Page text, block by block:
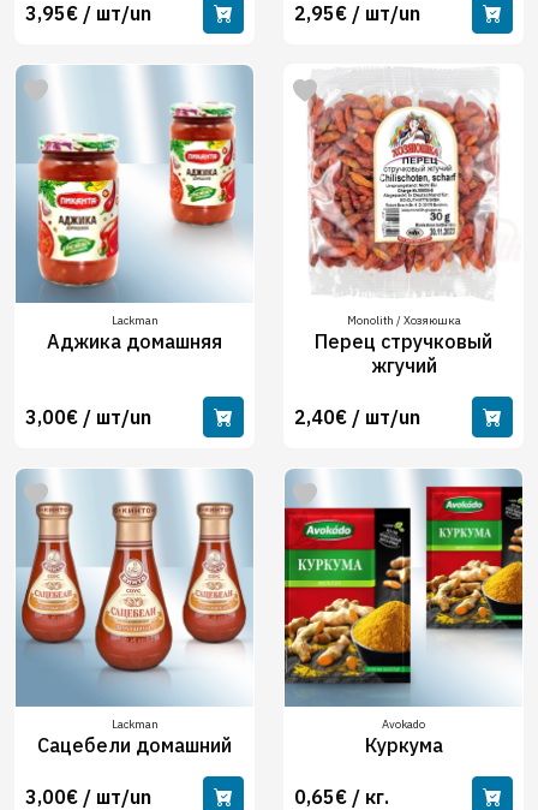
3,95€ / шт/un 2,95€ / шт/un
Lackman
Аджика домашняя
3,00€ / шт/un
Monolith / Хозяюшка
Перец стручковый
жгучий
2,40€ / шт/un
Lackman
Сацебели домашний
3,00€ / шт/un
Avokado
Куркума
0,65€ / кг.